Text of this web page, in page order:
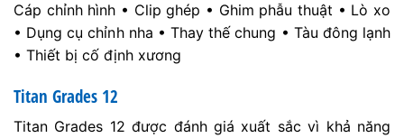
Cáp chỉnh hình • Clip ghép • Ghim phẫu thuật • Lò xo
• Dụng cụ chỉnh nha • Thay thế chung • Tàu đông lạnh
• Thiết bị cố định xương
Titan Grades 12
Titan Grades 12 được đánh giá xuất sắc vì khả năng